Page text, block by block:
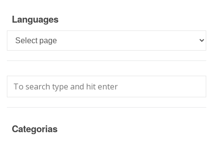
Languages
Languages
Categorias